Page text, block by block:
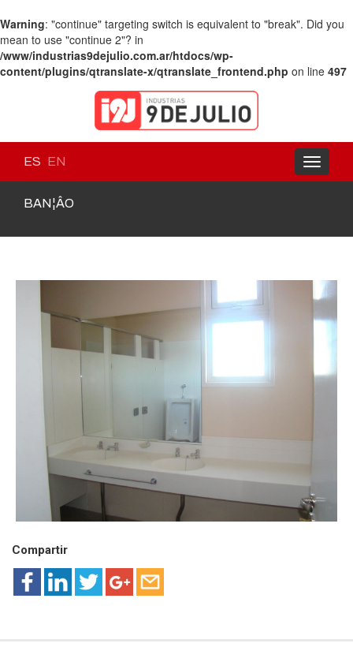
Warning: "continue" targeting switch is equivalent to "break". Did you
mean to use "continue 2"? in
/www/industrias9dejulio.com.ar/htdocs/wp-
content/plugins/qtranslate-x/qtranslate_frontend.php on line 497
ES EN
Toggle
BAN¦ÂO
Compartir